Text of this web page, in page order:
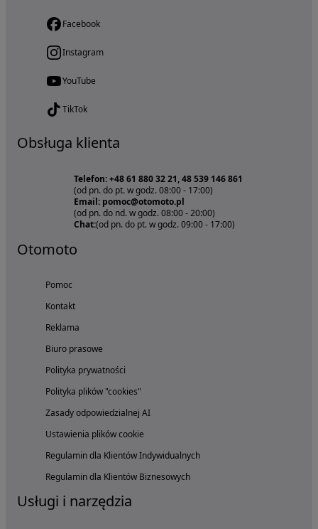
Facebook
Instagram
YouTube
TikTok
Obsługa klienta
Telefon: +48 61 880 32 21, 48 539 146 861
(od pn. do pt. w godz. 08:00 - 17:00)
Email: pomoc@otomoto.pl
(od pn. do nd. w godz. 08:00 - 20:00)
Chat:(od pn. do pt. w godz. 09:00 - 17:00)
Otomoto
Pomoc
Kontakt
Reklama
Biuro prasowe
Polityka prywatności
Polityka plików "cookies"
Zasady odpowiedzialnej AI
Ustawienia plików cookie
Regulamin dla Klientów Indywidualnych
Regulamin dla Klientów Biznesowych
Usługi i narzędzia